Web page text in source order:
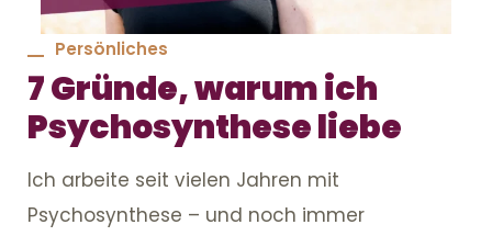
Persönliches
7 Gründe, warum ich
Psychosynthese liebe
Ich arbeite seit vielen Jahren mit
Psychosynthese – und noch immer